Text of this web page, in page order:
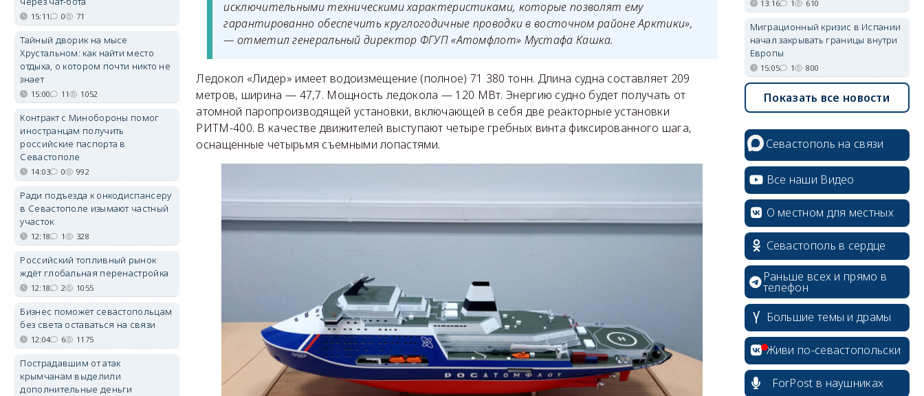
исключительными техническими характеристиками, которые позволят ему
гарантированно обеспечить круглогодичные проводки в восточном районе Арктики»,
— отметил генеральный директор ФГУП «Атомфлот» Мустафа Кашка.
Ледокол «Лидер» имеет водоизмещение (полное) 71 380 тонн. Длина судна составляет 209
метров, ширина — 47,7. Мощность ледокола — 120 МВт. Энергию судно будет получать от
атомной паропроизводящей установки, включающей в себя две реакторные установки
РИТМ-400. В качестве движителей выступают четыре гребных винта фиксированного шага,
оснащенные четырьмя съемными лопастями.
15:11 0 71
Тайный дворик на мысе
Хрустальном: как найти место
отдыха, о котором почти никто не
знает
15:00 11 1052
Контракт с Минобороны помог
иностранцам получить
российские паспорта в
Севастополе
14:03 0 992
Ради подъезда к онкодиспансеру
в Севастополе изымают частный
участок
12:18 1 328
Российский топливный рынок
ждёт глобальная перенастройка
12:18 2 1055
Бизнес поможет севастопольцам
без света оставаться на связи
12:04 6 1175
Пострадавшим от атак
крымчанам выделили
дополнительные деньги
13:16 1 610
Миграционный кризис в Испании
начал закрывать границы внутри
Европы
15:05 1 800
Показать все новости
Севастополь на связи
Все наши Видео
О местном для местных
Севастополь в сердце
Раньше всех и прямо в
телефон
Большие темы и драмы
Живи по-севастопольски
ForPost в наушниках
erid: 2SDnjcrDNw6